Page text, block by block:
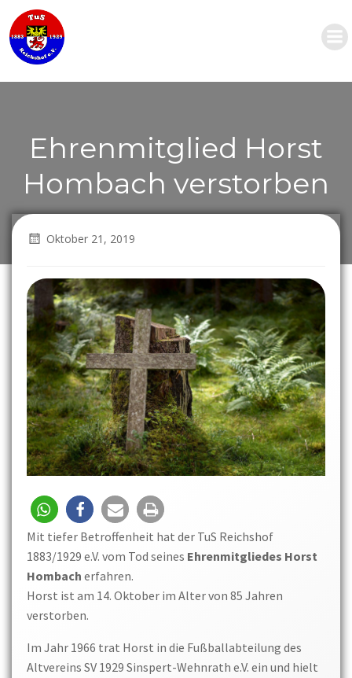
Ehrenmitglied Horst
Hombach verstorben
Oktober 21, 2019
Mit tiefer Betroffenheit hat der TuS Reichshof
1883/1929 e.V. vom Tod seines Ehrenmitgliedes Horst
Hombach erfahren.
Horst ist am 14. Oktober im Alter von 85 Jahren
verstorben.
Im Jahr 1966 trat Horst in die Fußballabteilung des
Altvereins SV 1929 Sinspert-Wehnrath e.V. ein und hielt